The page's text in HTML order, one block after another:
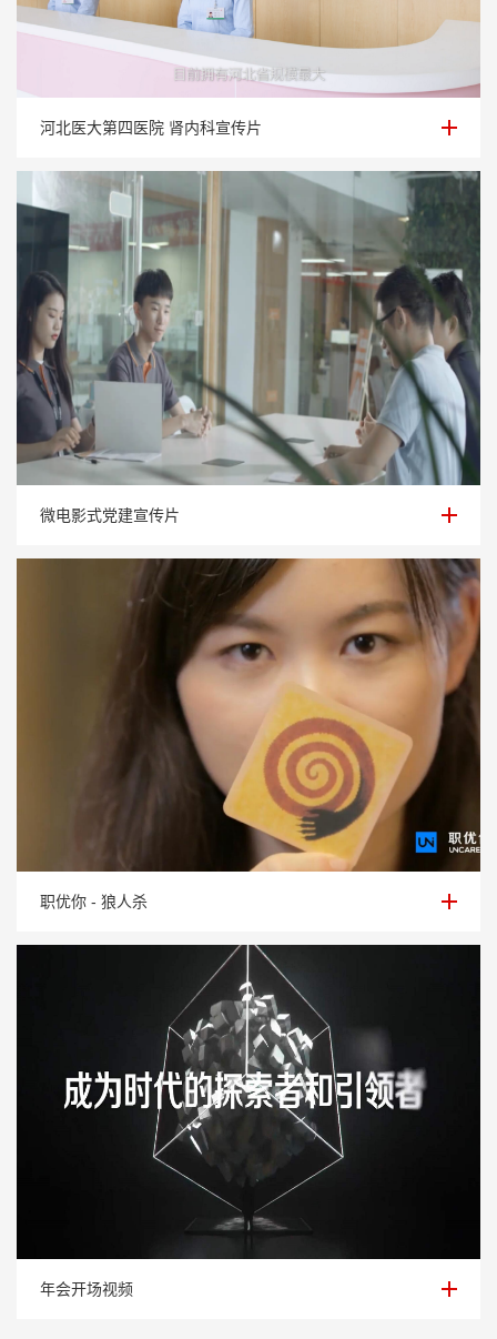
河北医大第四医院 肾内科宣传片
河北医大第四医院 肾内科宣传片
微电影式党建宣传片
微电影式党建宣传片
职优你 - 狼人杀
职优你 - 狼人杀
年会开场视频
年会开场视频